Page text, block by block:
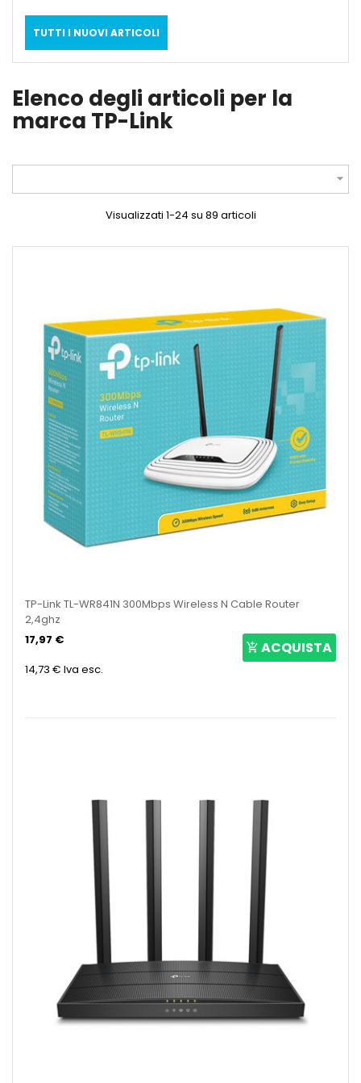
TUTTI I NUOVI ARTICOLI
Elenco degli articoli per la
marca TP-Link

Visualizzati 1-24 su 89 articoli
TP-Link TL-WR841N 300Mbps Wireless N Cable Router
2,4ghz
17,97 €
14,73 € Iva esc.
ACQUISTA